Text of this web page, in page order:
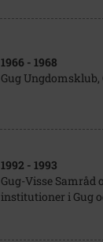
1966 - 1968
Gug Ungdomsklub,
1992 - 1993
Gug-Visse Samråd
institutioner i Gug